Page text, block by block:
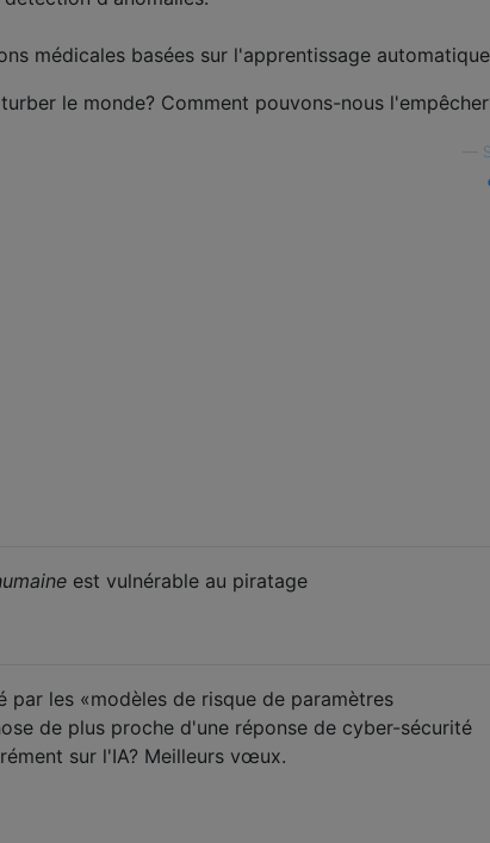
médicales basées sur l'apprentissage
le monde? Comment pouvons-nous
est vulnérable au piratage
par les «modèles de risque de paramètres
de plus proche d'une réponse de cyber-sécurité
sur l'IA? Meilleurs vœux.